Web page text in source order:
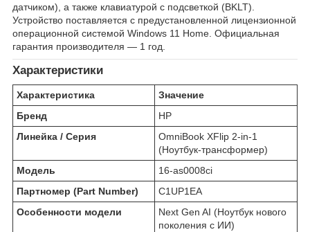
датчиком), а также клавиатурой с подсветкой (BKLT).
Устройство поставляется с предустановленной лицензионной
операционной системой Windows 11 Home. Официальная
гарантия производителя — 1 год.
Характеристики
Характеристика
Значение
Бренд
HP
Линейка / Серия
OmniBook XFlip 2-in-1
(Ноутбук-трансформер)
Модель
16-as0008ci
Партномер (Part Number)
C1UP1EA
Особенности модели
Next Gen AI (Ноутбук нового
поколения с ИИ)